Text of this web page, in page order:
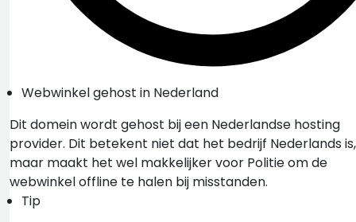
Webwinkel gehost in Nederland
Dit domein wordt gehost bij een Nederlandse hosting
provider. Dit betekent niet dat het bedrijf Nederlands is,
maar maakt het wel makkelijker voor Politie om de
webwinkel offline te halen bij misstanden.
Tip